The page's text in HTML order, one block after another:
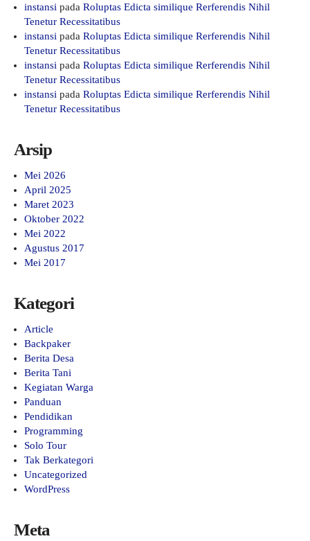
instansi pada Roluptas Edicta similique Rerferendis Nihil
Tenetur Recessitatibus
instansi pada Roluptas Edicta similique Rerferendis Nihil
Tenetur Recessitatibus
instansi pada Roluptas Edicta similique Rerferendis Nihil
Tenetur Recessitatibus
instansi pada Roluptas Edicta similique Rerferendis Nihil
Tenetur Recessitatibus
Arsip
Mei 2026
April 2025
Maret 2023
Oktober 2022
Mei 2022
Agustus 2017
Mei 2017
Kategori
Article
Backpaker
Berita Desa
Berita Tani
Kegiatan Warga
Panduan
Pendidikan
Programming
Solo Tour
Tak Berkategori
Uncategorized
WordPress
Meta